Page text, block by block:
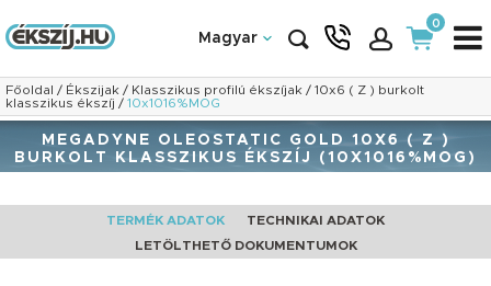
Magyar
0
Főoldal / Ékszijak / Klasszikus profilú ékszíjak / 10x6 ( Z ) burkolt
klasszikus ékszíj / 10x1016%MOG
MEGADYNE OLEOSTATIC GOLD 10X6 ( Z )
BURKOLT KLASSZIKUS ÉKSZÍJ (10X1016%MOG)
TERMÉK ADATOK
TECHNIKAI ADATOK
LETÖLTHETŐ DOKUMENTUMOK